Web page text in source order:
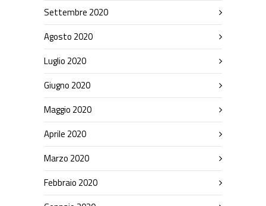
Settembre 2020
Agosto 2020
Luglio 2020
Giugno 2020
Maggio 2020
Aprile 2020
Marzo 2020
Febbraio 2020